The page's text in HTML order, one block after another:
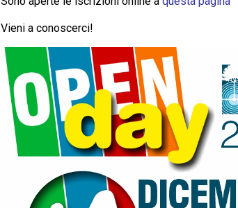
Vieni a conoscerci!